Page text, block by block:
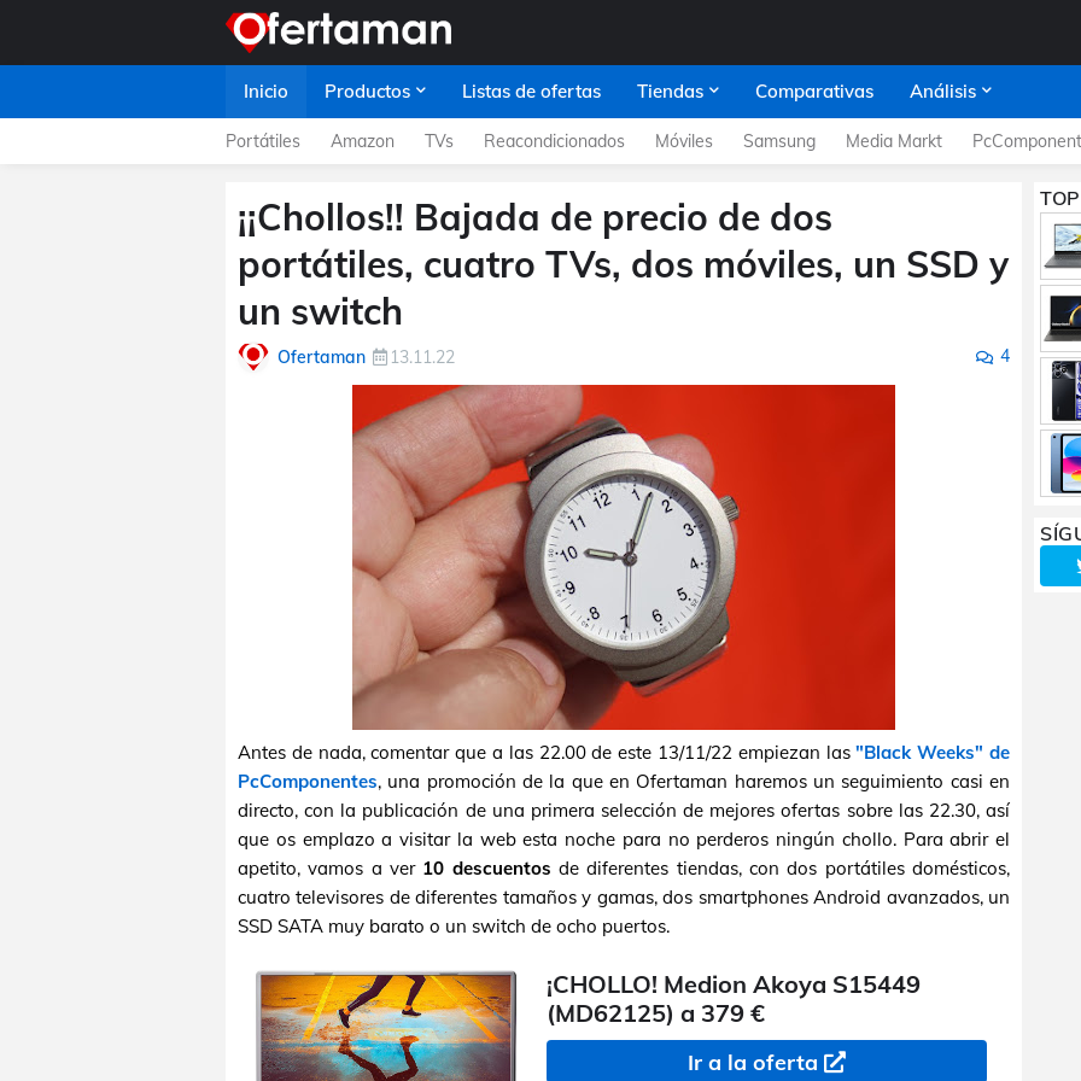
Inicio Productos Listas de ofertas Tiendas Comparativas Análisis
Portátiles Amazon TVs Reacondicionados Móviles Samsung Media Markt
¡¡Chollos!! Bajada de precio de dos
portátiles, cuatro TVs, dos móviles, un SSD y
un switch
Ofertaman 13.11.22 4
Antes de nada, comentar que a las 22.00 de este 13/11/22 empiezan las"Black Weeks" de
PcComponentes, una promoción de la que en Ofertaman haremos un seguimiento casi en
directo, con la publicación de una primera selección de mejores ofertas sobre las 22.30, así
que os emplazo a visitar la web esta noche para no perderos ningún chollo. Para abrir el
apetito, vamos a ver 10 descuentos de diferentes tiendas, con dos portátiles domésticos,
cuatro televisores de diferentes tamaños y gamas, dos smartphones Android avanzados, un
SSD SATA muy barato o un switch de ocho puertos.
¡CHOLLO! Medion Akoya S15449
(MD62125) a 379 €
Ir a la oferta